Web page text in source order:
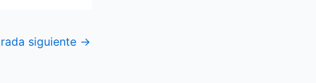
siguiente →